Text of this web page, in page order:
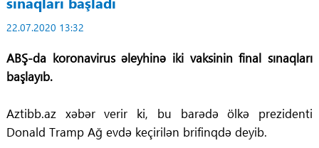
22.07.2020 13:32
ABŞ-da koronavirus əleyhinə iki vaksinin final sınaqları
başlayıb.
Aztibb.az xəbər verir ki, bu barədə ölkə prezidenti
Donald Tramp Ağ evdə keçirilən brifinqdə deyib.
ÜST